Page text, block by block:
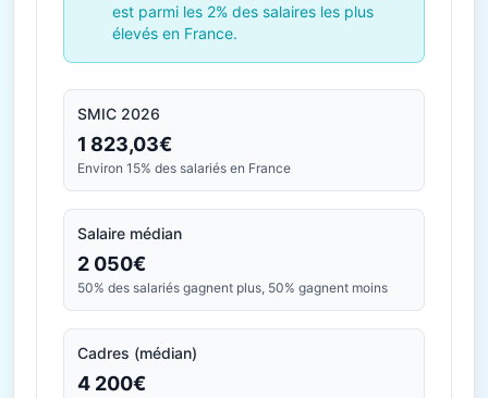
est parmi les 2% des salaires les plus
élevés en France.
SMIC 2026
1 823,03€
Environ 15% des salariés en France
Salaire médian
2 050€
50% des salariés gagnent plus, 50% gagnent moins
Cadres (médian)
4 200€